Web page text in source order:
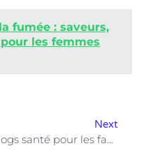
fumée : saveurs,
les femmes
Next
Blogs santé pour les familles : grossesse, enfants et parentalité